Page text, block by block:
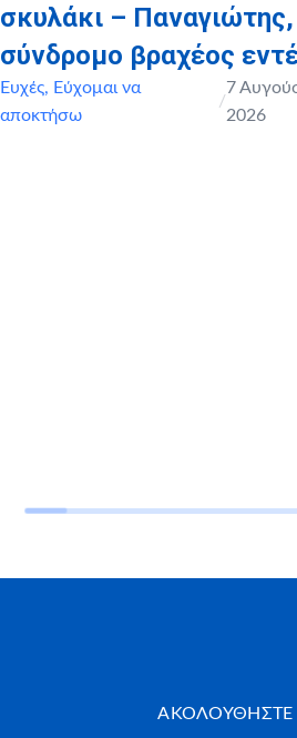
σκυλάκι –
σύνδρομο βραχέος
Ευχές, Εύχομαι να
αποκτήσω
/
7
2026